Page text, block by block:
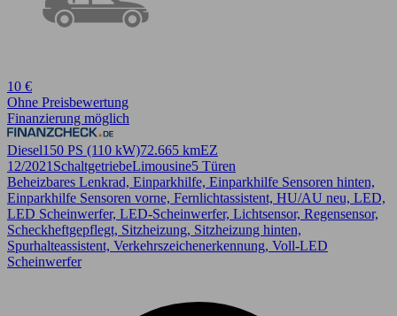
10 €
Ohne Preisbewertung
Finanzierung möglich
Diesel150 PS (110 kW)72.665 kmEZ
12/2021 SchaltgetriebeLimousine5 Türen
Beheizbares Lenkrad, Einparkhilfe, Einparkhilfe Sensoren hinten,
Einparkhilfe Sensoren vorne, Fernlichtassistent, HU/AU neu, LED,
LED Scheinwerfer, LED-Scheinwerfer, Lichtsensor, Regensensor,
Scheckheftgepflegt, Sitzheizung, Sitzheizung hinten,
Spurhalteassistent, Verkehrszeichenerkennung, Voll-LED
Scheinwerfer